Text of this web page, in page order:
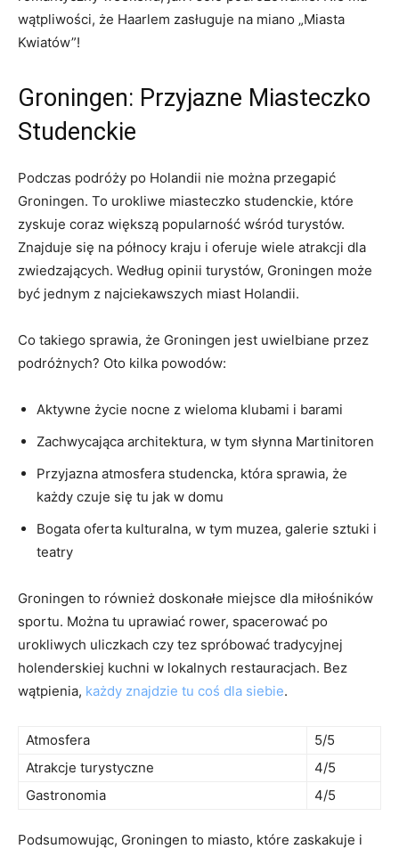
wątpliwości, że Haarlem zasługuje na ​miano „Miasta
Kwiatów”!
Groningen: Przyjazne Miasteczko
Studenckie
Podczas podróży po Holandii nie można przegapić
Groningen. To ⁤urokliwe miasteczko studenckie, ‍które
zyskuje⁣ coraz większą popularność wśród turystów.
Znajduje ⁤się na⁢ północy kraju⁤ i oferuje wiele atrakcji dla ​
zwiedzających. Według opinii turystów,⁤ Groningen może
być jednym z najciekawszych miast Holandii.
Co takiego⁤ sprawia, że Groningen jest uwielbiane przez
podróżnych? Oto kilka powodów:
Aktywne życie ​nocne z wieloma klubami i barami
Zachwycająca‍ architektura, ‍w tym słynna Martinitoren
Przyjazna atmosfera studencka, która sprawia,​ że​
każdy czuje się‍ tu jak w domu
Bogata oferta kulturalna, w tym muzea, galerie sztuki i ​
teatry
Groningen⁢ to również doskonałe ​miejsce dla miłośników
sportu. Można tu uprawiać rower, spacerować​ po‌
urokliwych uliczkach czy tez spróbować ‌tradycyjnej
holenderskiej kuchni w ‍lokalnych ⁢restauracjach. Bez
wątpienia, każdy znajdzie tu coś dla siebie.
Atmosfera
5/5
Atrakcje turystyczne
4/5
Gastronomia
4/5
Podsumowując, Groningen to miasto, które zaskakuje i